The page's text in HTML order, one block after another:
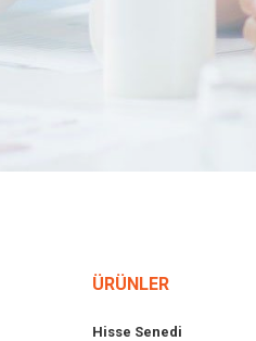
ÜRÜNLER
Hisse Senedi